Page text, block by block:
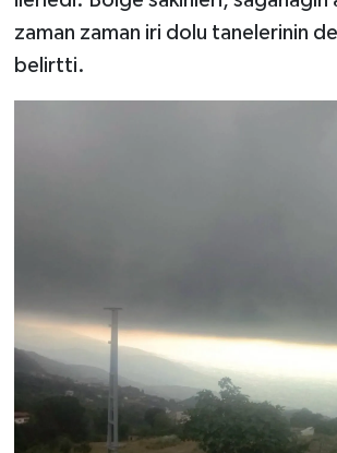
zaman zaman iri dolu tanelerinin
belirtti.